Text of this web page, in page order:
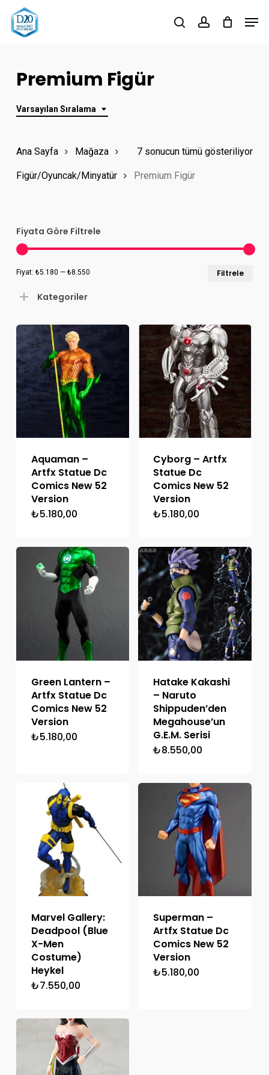
Skip
searchaccount
Premium Figür
Varsayılan Sıralama
7 sonucun tümü gösteriliyor
Ana Sayfa Mağaza
Figür/Oyuncak/Minyatür Premium Figür
Fiyata Göre Filtrele
Filtrele
Fiyat: ₺5.180 — ₺8.550
Kategoriler
Aquaman –
Artfx Statue Dc
Comics New 52
Version
₺5.180,00
Cyborg – Artfx
Statue Dc
Comics New 52
Version
₺5.180,00
Green Lantern –
Artfx Statue Dc
Comics New 52
Version
₺5.180,00
Hatake Kakashi
– Naruto
Shippuden’den
Megahouse’un
G.E.M. Serisi
₺8.550,00
Marvel Gallery:
Deadpool (Blue
X-Men
Costume)
Heykel
₺7.550,00
Superman –
Artfx Statue Dc
Comics New 52
Version
₺5.180,00